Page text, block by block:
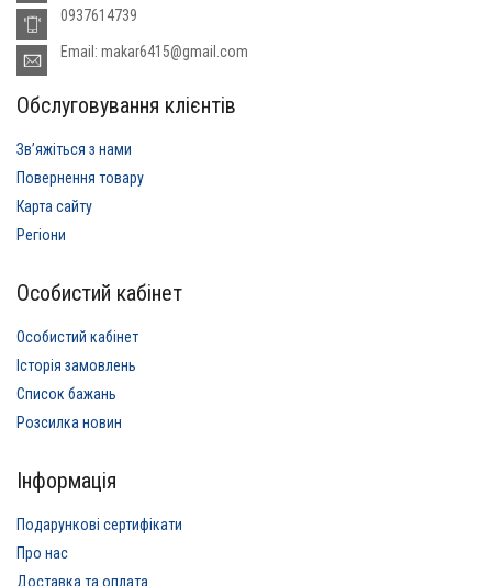
0937614739
Email: makar6415@gmail.com
Обслуговування клієнтів
Звʼяжіться з нами
Повернення товару
Карта сайту
Регіони
Особистий кабінет
Особистий кабінет
Історія замовлень
Список бажань
Розсилка новин
Інформація
Подарункові сертифікати
Про нас
Доставка та оплата